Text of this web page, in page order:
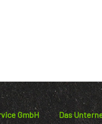
GmbH Das